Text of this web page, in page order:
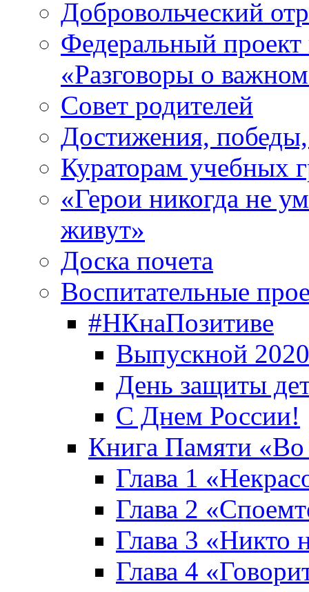
Добровольческий
Федеральный
«Разговоры о
Совет родителей
Достижения,
Кураторам учебных
«Герои никогда не
живут»
Доска почета
Воспитательные
#НКнаПозитиве
Выпускной
День защиты
С Днем России!
Книга Памяти
Глава 1
Глава 2
Глава 3 «Никто
Глава 4